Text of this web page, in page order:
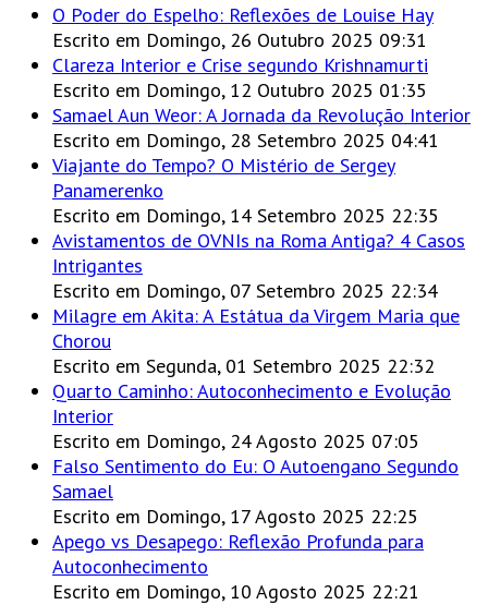
O Poder do Espelho: Reflexões de Louise Hay
Escrito em Domingo, 26 Outubro 2025 09:31
Clareza Interior e Crise segundo Krishnamurti
Escrito em Domingo, 12 Outubro 2025 01:35
Samael Aun Weor: A Jornada da Revolução Interior
Escrito em Domingo, 28 Setembro 2025 04:41
Viajante do Tempo? O Mistério de Sergey
Panamerenko
Escrito em Domingo, 14 Setembro 2025 22:35
Avistamentos de OVNIs na Roma Antiga? 4 Casos
Intrigantes
Escrito em Domingo, 07 Setembro 2025 22:34
Milagre em Akita: A Estátua da Virgem Maria que
Chorou
Escrito em Segunda, 01 Setembro 2025 22:32
Quarto Caminho: Autoconhecimento e Evolução
Interior
Escrito em Domingo, 24 Agosto 2025 07:05
Falso Sentimento do Eu: O Autoengano Segundo
Samael
Escrito em Domingo, 17 Agosto 2025 22:25
Apego vs Desapego: Reflexão Profunda para
Autoconhecimento
Escrito em Domingo, 10 Agosto 2025 22:21